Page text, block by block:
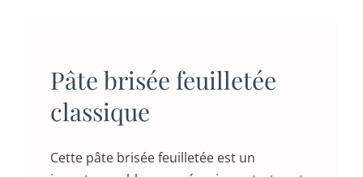
Pâte brisée feuilletée
classique
Cette pâte brisée feuilletée est un